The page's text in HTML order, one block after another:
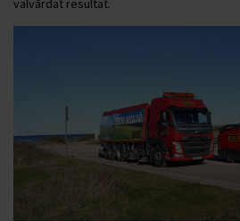
välvårdat resultat.